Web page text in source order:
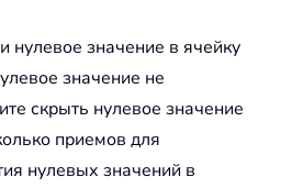
значение в ячейку
значение не
скрыть нулевое значение
приемов для
нулевых значений в